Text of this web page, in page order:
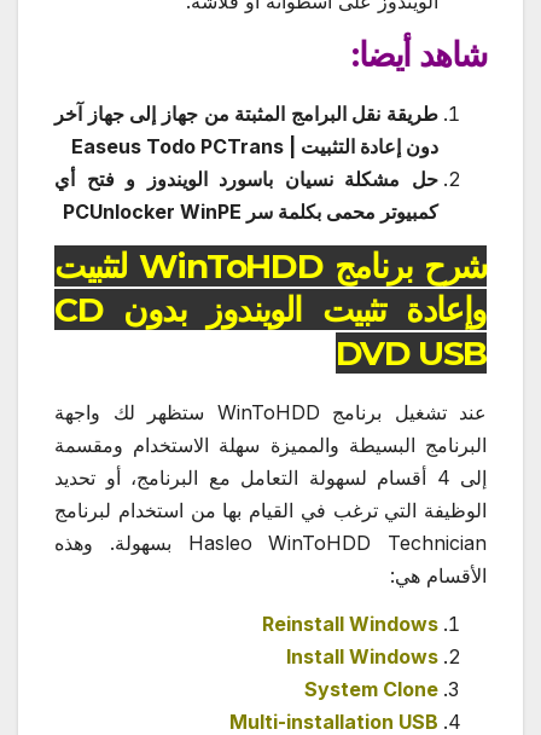
شاهد أيضا:
طريقة نقل البرامج المثبتة من جهاز إلى جهاز آخر
دون إعادة التثبيت | Easeus Todo PCTrans
حل مشكلة نسيان باسورد الويندوز و فتح أي
كمبيوتر محمى بكلمة سر PCUnlocker WinPE
شرح برنامج WinToHDD لتثبيت
وإعادة تثبيت الويندوز بدون CD
DVD USB
عند تشغيل برنامج WinToHDD ستظهر لك واجهة
البرنامج البسيطة والمميزة سهلة الاستخدام ومقسمة
إلى 4 أقسام لسهولة التعامل مع البرنامج، أو تحديد
الوظيفة التي ترغب في القيام بها من استخدام لبرنامج
Hasleo WinToHDD Technician بسهولة. وهذه
الأقسام هي:
Reinstall Windows
Install Windows
System Clone
Multi-installation USB